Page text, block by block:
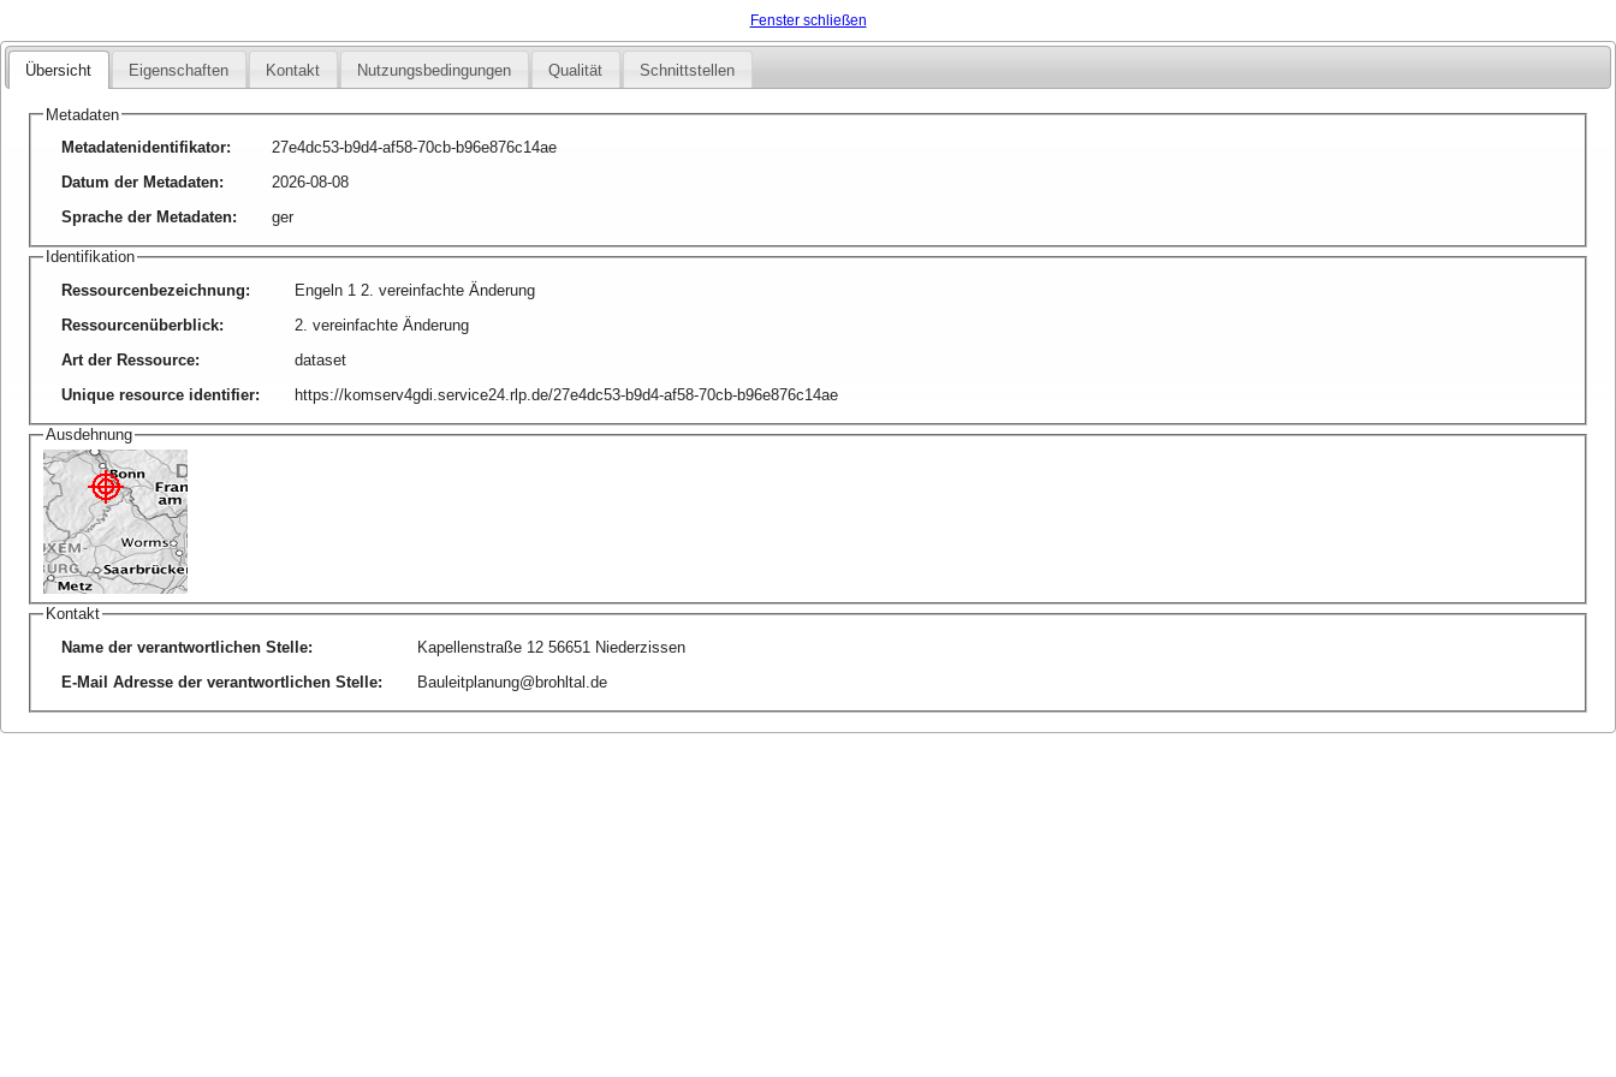
Fenster schließen
Übersicht Eigenschaften Kontakt Nutzungsbedingungen Qualität Schnittstellen
Metadaten
Metadatenidentifikator:
27e4dc53-b9d4-af58-70cb-b96e876c14ae
Datum der Metadaten:
2026-08-08
Sprache der Metadaten: ger
Identifikation
Ressourcenbezeichnung:
Engeln 1 2. vereinfachte Änderung
Ressourcenüberblick:
2. vereinfachte Änderung
Art der Ressource:
dataset
Unique resource identifier: https://komserv4gdi.service24.rlp.de/27e4dc53-b9d4-af58-70cb-b96e876c14ae
Ausdehnung
Kontakt
Name der verantwortlichen Stelle:
Kapellenstraße 12 56651 Niederzissen
E-Mail Adresse der verantwortlichen Stelle: Bauleitplanung@brohltal.de